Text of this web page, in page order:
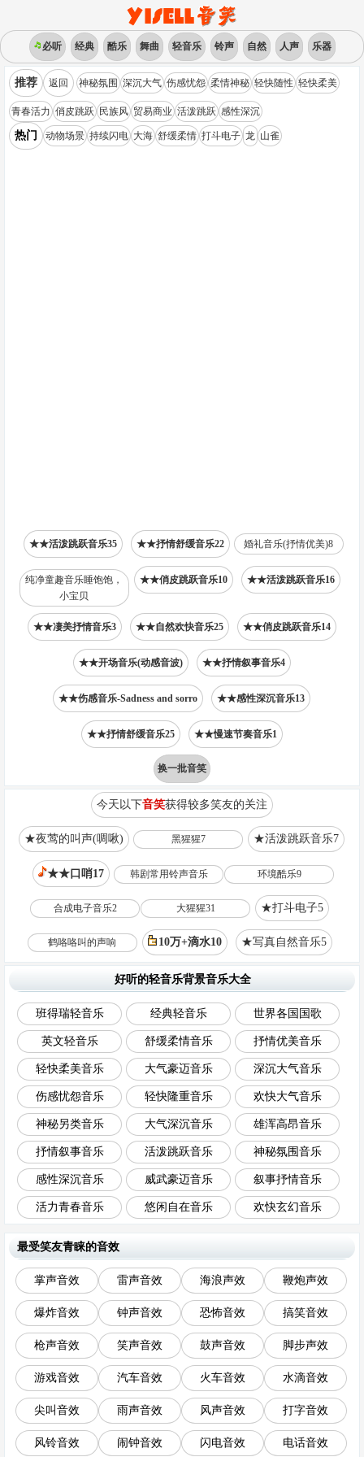
必听 经典 酷乐 舞曲 轻音乐 铃声 自然 人声 乐器
推荐 返回 神秘氛围 深沉大气 伤感忧怨 柔情神秘 轻快随性 轻快柔美
青春活力 俏皮跳跃 民族风 贸易商业 活泼跳跃 感性深沉
热门 动物场景 持续闪电 大海 舒缓柔情 打斗电子 龙 山雀
★★活泼跳跃音乐35 ★★抒情舒缓音乐22 婚礼音乐(抒情优美)8
纯净童趣音乐睡饱饱，
小宝贝
★★俏皮跳跃音乐10 ★★活泼跳跃音乐16
★★凄美抒情音乐3 ★★自然欢快音乐25 ★★俏皮跳跃音乐14
★★开场音乐(动感音波) ★★抒情叙事音乐4
★★伤感音乐-Sadness and sorro ★★感性深沉音乐13
★★抒情舒缓音乐25 ★★慢速节奏音乐1
换一批音笑
今天以下音笑获得较多笑友的关注
★夜莺的叫声(啁啾) 黑猩猩7 ★活泼跳跃音乐7
★★口哨17 韩剧常用铃声音乐 环境酷乐9
合成电子音乐2 大猩猩31 ★打斗电子5
鹤咯咯叫的声响 10万+滴水10 ★写真自然音乐5
好听的轻音乐背景音乐大全
班得瑞轻音乐 经典轻音乐 世界各国国歌
英文轻音乐 舒缓柔情音乐 抒情优美音乐
轻快柔美音乐 大气豪迈音乐 深沉大气音乐
伤感忧怨音乐 轻快隆重音乐 欢快大气音乐
神秘另类音乐 大气深沉音乐 雄浑高昂音乐
抒情叙事音乐 活泼跳跃音乐 神秘氛围音乐
感性深沉音乐 威武豪迈音乐 叙事抒情音乐
活力青春音乐 悠闲自在音乐 欢快玄幻音乐
最受笑友青睐的音效
掌声音效 雷声音效 海浪声效 鞭炮声效
爆炸音效 钟声音效 恐怖音效 搞笑音效
枪声音效 笑声音效 鼓声音效 脚步声效
游戏音效 汽车音效 火车音效 水滴音效
尖叫音效 雨声音效 风声音效 打字音效
风铃音效 闹钟音效 闪电音效 电话音效